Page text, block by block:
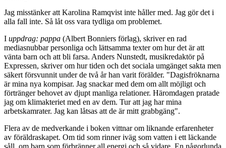
Jag misstänker att Karolina Ramqvist inte håller med. Jag gör det i
alla fall inte. Så låt oss vara tydliga om problemet.
I uppdrag: pappa (Albert Bonniers förlag), skriver en rad
mediasnubbar personliga och lättsamma texter om hur det är att
vänta barn och att bli farsa. Anders Nunstedt, musikredaktör på
Expressen, skriver om hur tiden och det sociala umgänget sakta men
säkert försvunnit under de två år han varit förälder. "Dagisfröknarna
är mina nya kompisar. Jag snackar med dem om allt möjligt och
förtränger behovet av djupt manliga relationer. Häromdagen pratade
jag om klimakteriet med en av dem. Tur att jag har mina
arbetskamrater. Jag kan låtsas att de är mitt grabbgäng".
Flera av de medverkande i boken vittnar om liknande erfarenheter
av föräldraskapet. Om tid som rinner iväg som vatten i ett läckande
såll, om barn som förbränner all energi och så vidare. En någorlunda